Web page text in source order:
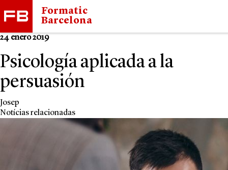
Formatic
Barcelona
24 enero 2019
Psicología aplicada a la
persuasión
Josep
Notícias relacionadas